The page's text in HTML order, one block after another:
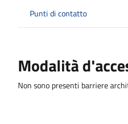
Punti di contatto
Modalità
Non sono presenti barriere